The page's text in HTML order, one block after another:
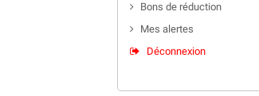
Bons de réduction
Mes alertes
Déconnexion